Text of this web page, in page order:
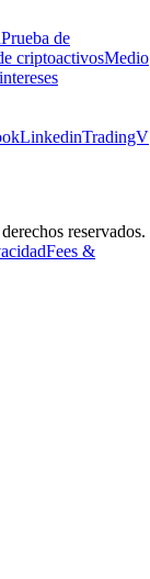
Prueba de
criptoactivosMedio
LinkedinTradingV
reservados.
Fees &